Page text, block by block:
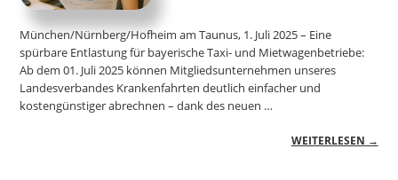
München/Nürnberg/Hofheim am Taunus, 1. Juli 2025 – Eine
spürbare Entlastung für bayerische Taxi- und Mietwagenbetriebe:
Ab dem 01. Juli 2025 können Mitgliedsunternehmen unseres
Landesverbandes Krankenfahrten deutlich einfacher und
kostengünstiger abrechnen – dank des neuen …
WEITERLESEN →